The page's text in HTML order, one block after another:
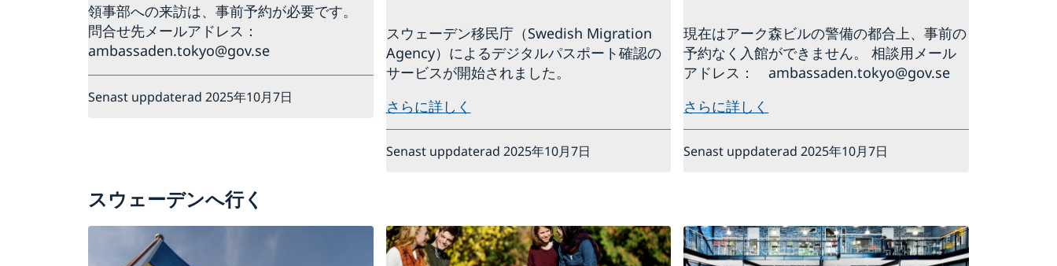
領事部への来訪は、事前予約が必要です。
問合せ先メールアドレス：
ambassaden.tokyo@gov.se
Senast uppdaterad 2025年10月7日
スウェーデン移民庁（Swedish Migration
Agency）によるデジタルパスポート確認の
サービスが開始されました。
さらに詳しく
Senast uppdaterad 2025年10月7日
現在はアーク森ビルの警備の都合上、事前の
予約なく入館ができません。 相談用メール
アドレス： ambassaden.tokyo@gov.se
さらに詳しく
Senast uppdaterad 2025年10月7日
スウェーデンへ行く